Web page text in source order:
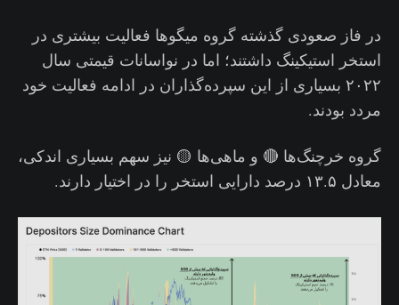
در فاز صعودی گذشته گروه میگوها فعالیت بیشتری در
استخر استیکینگ داشتند؛ اما در نواسانات قیمتی سال
۲۰۲۲ بسیاری از این سپرده‌گذاران در ادامه فعالیت خود
مردد بودند.
گروه خرچنگ‌ها 🔴 و ماهی‌ها 🟡 نیز سهم بسیاری اندکی،
معادل ۱۳.۵ درصد دارایی استخر را در اختیار دارند‌.